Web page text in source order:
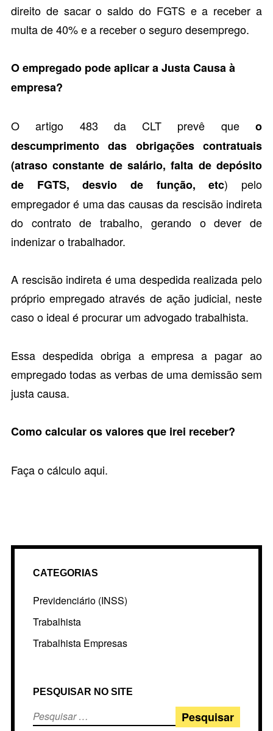
direito de sacar o saldo do FGTS e a receber a
multa de 40% e a receber o seguro desemprego.
O empregado pode aplicar a Justa Causa à
empresa?
O artigo 483 da CLT prevê que o
descumprimento das obrigações contratuais
(atraso constante de salário,falta de depósito
de FGTS, desvio de função, etc) pelo
empregador é uma das causas da rescisão indireta
do contrato de trabalho, gerando o dever de
indenizar o trabalhador.
A rescisão indireta é uma despedida realizada pelo
próprio empregado através de ação judicial, neste
caso o ideal é procurar um advogado trabalhista.
Essa despedida obriga a empresa a pagar ao
empregado todas as verbas de uma demissão sem
justa causa.
Como calcular os valores que irei receber?
Faça o cálculoaqui.
CATEGORIAS
Previdenciário (INSS)
Trabalhista
Trabalhista Empresas
PESQUISAR NO SITE